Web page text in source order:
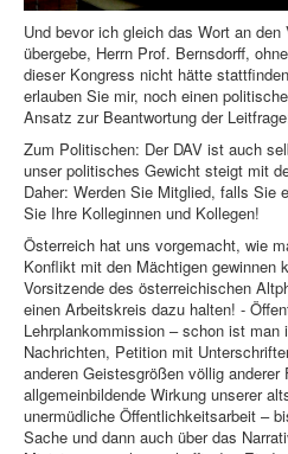
Und bevor ich gleich das Wort an
übergebe, Herrn Prof. Bernsdorff,
dieser Kongress nicht hätte
erlauben Sie mir, noch einen
Ansatz zur Beantwortung der
Zum Politischen: Der DAV ist auch
unser politisches Gewicht steigt mit
Daher: Werden Sie Mitglied, falls Sie
Sie Ihre Kolleginnen und Kollegen!
Österreich hat uns vorgemacht, wie
Konflikt mit den Mächtigen gewinnen
Vorsitzende des österreichischen
einen Arbeitskreis dazu halten! -
Lehrplankommission – schon ist man
Nachrichten, Petition mit
anderen Geistesgrößen völlig anderer
allgemeinbildende Wirkung unserer
unermüdliche Öffentlichkeitsarbeit –
Sache und dann auch über das